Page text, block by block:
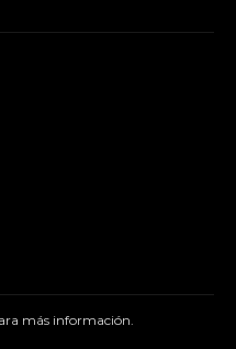
más información.